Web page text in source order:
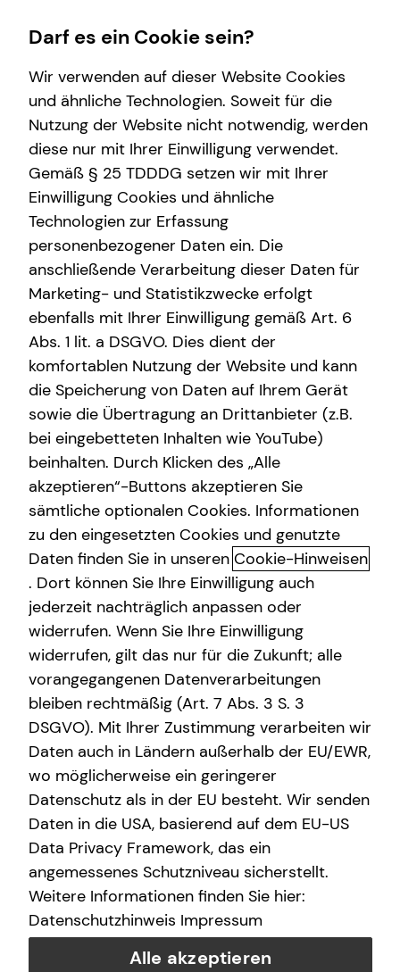
Wissenswertes
Über mich
Über tecis
Investment
Überblick
Investmentfonds
Inflationsbegegnung
ELTIF & AIF
Finanzberatung
Videoberatung
Spezialisten-Netzwerk
Private Krankenvorsorge
Altersvorsorge
Arbeitskraftabsicherung
Kindervorsorge
Karriere
Teamassistenz
Service
Kundenportal
Schadenabwicklung
Arbeitskraftabsicherung: Warum
deine Arbeitskraft geschützt
werden sollte
Einen wertvollen Gegenstand, das eigene Auto oder die
Wohnung versichern? Klingt logisch. Aber auch die eigene
Arbeitskraft sollten erwerbstätige Menschen finanziell
absichern. Hast du schon einmal darüber nachgedacht,
was passieren würde, wenn du aus gesundheitlichen
Gründen nicht mehr arbeiten könntest? Dieses Risiko ist
viel höher, als die meisten vermuten. Jede vierte Person
ist im Laufe ihres Berufslebens von Erwerbs- oder gar
Berufsunfähigkeit bedroht. Ein schlimmer Unfall oder eine
schwere Krankheit – und schon ist nichts mehr, wie es
war. Deshalb ist die individuelle Arbeitskraftabsicherung
so wichtig für dich.
Darf es ein Cookie sein?
Wir verwenden auf dieser Website Cookies
und ähnliche Technologien. Soweit für die
Nutzung der Website nicht notwendig, werden
diese nur mit Ihrer Einwilligung verwendet.
Gemäß § 25 TDDDG setzen wir mit Ihrer
Einwilligung Cookies und ähnliche
Technologien zur Erfassung
personenbezogener Daten ein. Die
anschließende Verarbeitung dieser Daten für
Marketing- und Statistikzwecke erfolgt
ebenfalls mit Ihrer Einwilligung gemäß Art. 6
Abs. 1 lit. a DSGVO. Dies dient der
komfortablen Nutzung der Website und kann
die Speicherung von Daten auf Ihrem Gerät
sowie die Übertragung an Drittanbieter (z.B.
bei eingebetteten Inhalten wie YouTube)
beinhalten. Durch Klicken des „Alle
akzeptieren“-Buttons akzeptieren Sie
sämtliche optionalen Cookies. Informationen
zu den eingesetzten Cookies und genutzte
Daten finden Sie in unseren Cookie-Hinweisen
. Dort können Sie Ihre Einwilligung auch
jederzeit nachträglich anpassen oder
widerrufen. Wenn Sie Ihre Einwilligung
widerrufen, gilt das nur für die Zukunft; alle
vorangegangenen Datenverarbeitungen
bleiben rechtmäßig (Art. 7 Abs. 3 S. 3
DSGVO). Mit Ihrer Zustimmung verarbeiten wir
Daten auch in Ländern außerhalb der EU/EWR,
wo möglicherweise ein geringerer
Datenschutz als in der EU besteht. Wir senden
Daten in die USA, basierend auf dem EU-US
Data Privacy Framework, das ein
angemessenes Schutzniveau sicherstellt.
Weitere Informationen finden Sie hier:
Datenschutzhinweis Impressum
Alle akzeptieren